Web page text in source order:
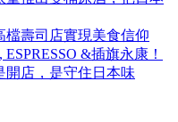
檔壽司店實現美食信仰
&插旗永康！
開店，是守住日本味